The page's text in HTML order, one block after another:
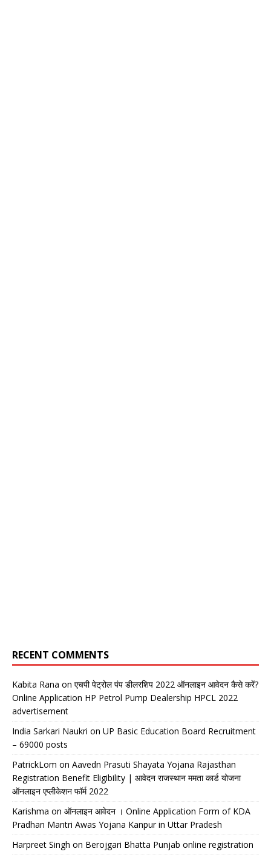
RECENT COMMENTS
Kabita Rana on एचपी पेट्रोल पंप डीलरशिप 2022 ऑनलाइन आवेदन कैसे करें?
Online Application HP Petrol Pump Dealership HPCL 2022
advertisement
India Sarkari Naukri on UP Basic Education Board Recruitment
– 69000 posts
PatrickLom on Aavedn Prasuti Shayata Yojana Rajasthan
Registration Benefit Eligibility | आवेदन राजस्थान ममता कार्ड योजना
ऑनलाइन एप्लीकेशन फॉर्म 2022
Karishma on ऑनलाइन आवेदन । Online Application Form of KDA
Pradhan Mantri Awas Yojana Kanpur in Uttar Pradesh
Harpreet Singh on Berojgari Bhatta Punjab online registration